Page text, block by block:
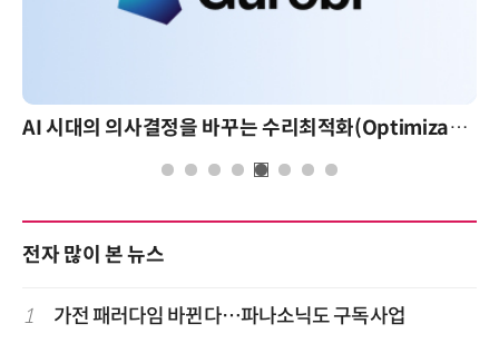
AI 시대의 의사결정을 바꾸는 수리최적화(Optimization): 실제 산업 적용 사례와 활용 전략
전자 많이 본 뉴스
1 가전 패러다임 바뀐다…파나소닉도 구독사업